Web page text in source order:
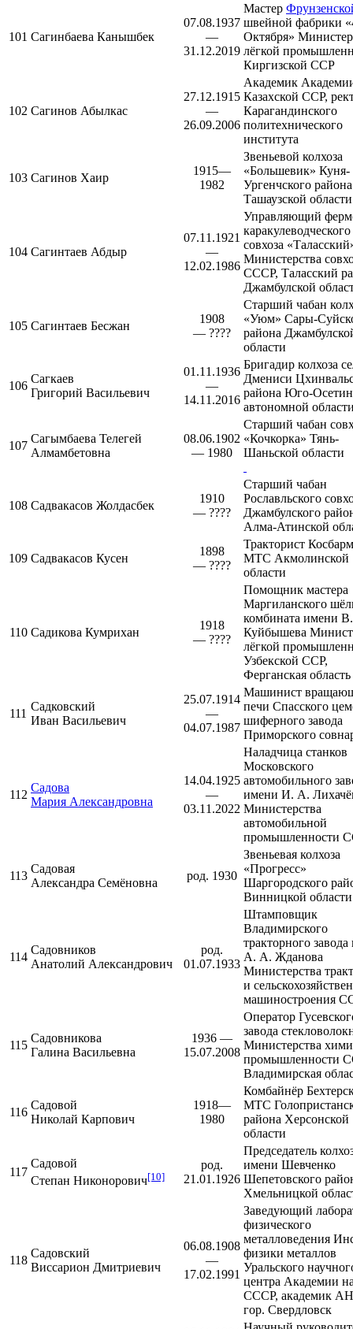
101 Сагинбаева Канышбек
07.08.1937
—
31.12.2019
Мастер
швейной фабрики
Октября»
лёгкой
Киргизской ССР
102 Сагинов Абылкас
27.12.1915
—
26.09.2006
Академик
Казахской ССР,
Карагандинского
политехнического
института
103 Сагинов Хаир
1915—
1982
Звеньевой колхоза
«Большевик» Куня-
Ургенчского района
Ташаузской области
104 Сагинтаев Абдыр
07.11.1921
—
12.02.1986
Управляющий
каракулеводческого
совхоза
Министерства
СССР, Таласский
Джамбулской
105 Сагинтаев Бесжан
1908
— ????
Старший чабан
«Уюм» Сары-
района
области
106
Сагкаев
Григорий Васильевич
01.11.1936
—
14.11.2016
Бригадир колхоза
Дмениси
района Юго-
автономной
107
Сагымбаева Телегей
Алмамбетовна
08.06.1902
— 1980
Старший чабан
«Кочкорка» Тянь-
Шаньской области
108 Садвакасов Жолдасбек
1910
— ????
Старший чабан
Рославльского
Джамбулского
Алма-Атинской
109 Садвакасов Кусен
1898
— ????
Тракторист
МТС Акмолинской
области
110 Садикова Кумрихан
1918
— ????
Помощник мастера
Маргиланского
комбината имени
Куйбышева
лёгкой
Узбекской ССР,
Ферганская область
111
Садковский
Иван Васильевич
25.07.1914
—
04.07.1987
Машинист
печи Спасского
шиферного завода
Приморского
112
Садова
Мария Александровна
14.04.1925
—
03.11.2022
Наладчица станков
Московского
автомобильного
имени И. А.
Министерства
автомобильной
промышленности
113
Садовая
Александра Семёновна
род. 1930
Звеньевая колхоза
«Прогресс»
Шаргородского
Винницкой области
114
Садовников
Анатолий Александрович
род.
01.07.1933
Штамповщик
Владимирского
тракторного
А. А. Жданова
Министерства
и
машиностроения
115
Садовникова
Галина Васильевна
1936 —
15.07.2008
Оператор
завода
Министерства
промышленности
Владимирская
116
Садовой
Николай Карпович
1918—
1980
Комбайнёр
МТС
района Херсонской
области
117
Садовой
Степан Никонорович[10]
род.
21.01.1926
Председатель
имени Шевченко
Шепетовского
Хмельницкой
118
Садовский
Виссарион Дмитриевич
06.08.1908
—
17.02.1991
Заведующий
физического
металловедения
физики металлов
Уральского
центра Академии
СССР, академик
гор. Свердловск